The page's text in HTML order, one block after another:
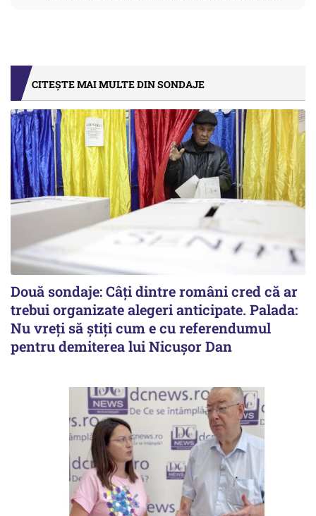
CITEȘTE MAI MULTE DIN SONDAJE
Două sondaje: Câți dintre români cred că ar
trebui organizate alegeri anticipate. Palada:
Nu vreți să știți cum e cu referendumul
pentru demiterea lui Nicușor Dan